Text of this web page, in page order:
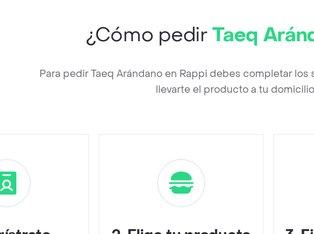
¿Cómo pedirTaeq
Para pedir Taeq Arándano en Rappi debes completar
llevarte el producto a tu